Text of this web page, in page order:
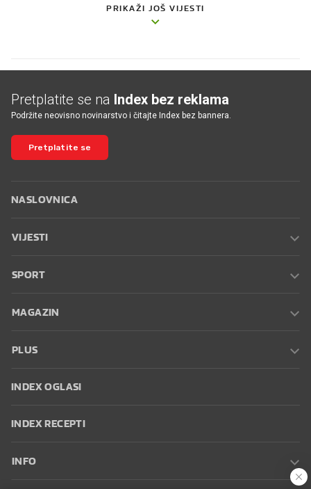
PRIKAŽI JOŠ VIJESTI
Pretplatite se na Index bez reklama
Podržite neovisno novinarstvo i čitajte Index bez bannera.
Pretplatite se
NASLOVNICA
VIJESTI
SPORT
MAGAZIN
PLUS
INDEX OGLASI
INDEX RECEPTI
INFO